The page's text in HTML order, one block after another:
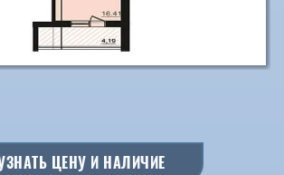
ЦЕНУ И НАЛИЧИЕ